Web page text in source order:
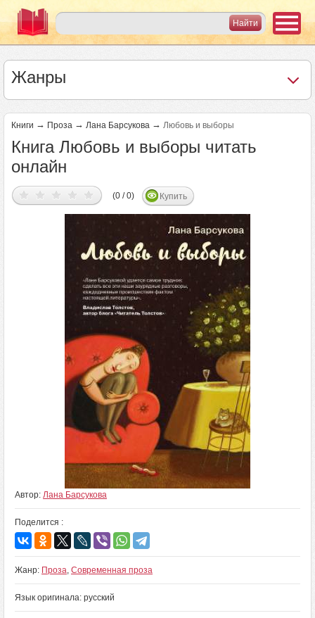
Жанры
Книги → Проза → Лана Барсукова → Любовь и выборы
Книга Любовь и выборы читать
онлайн
(0 / 0) Купить
Автор: Лана Барсукова
Поделится :
Жанр: Проза, Современная проза
Язык оригинала: русский